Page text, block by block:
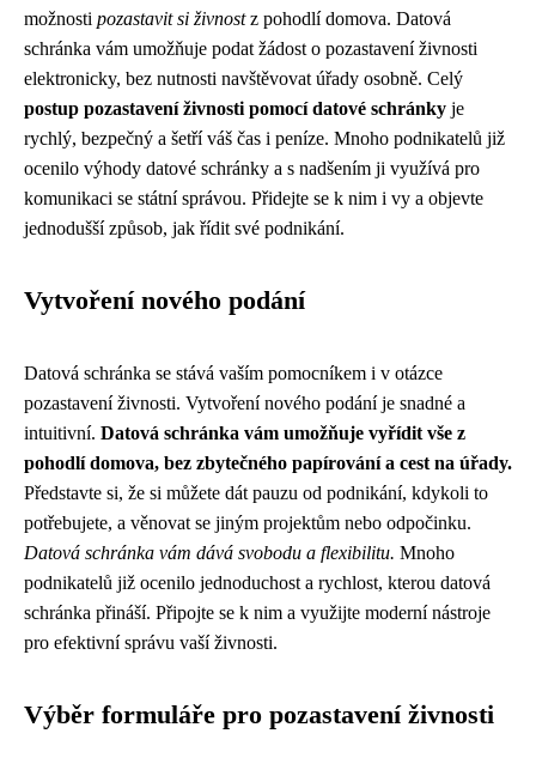
možnosti pozastavit si živnostz pohodlí domova. Datová
schránka vám umožňuje podat žádost o pozastavení živnosti
elektronicky, bez nutnosti navštěvovat úřady osobně. Celý
postup pozastavení živnosti pomocí datové schránky je
rychlý, bezpečný a šetří váš čas i peníze. Mnoho podnikatelů již
ocenilo výhody datové schránky a s nadšením ji využívá pro
komunikaci se státní správou. Přidejte se k nim i vy a objevte
jednodušší způsob, jak řídit své podnikání.
Vytvoření nového podání
Datová schránka se stává vaším pomocníkem i v otázce
pozastavení živnosti. Vytvoření nového podání je snadné a
intuitivní. Datová schránka vám umožňuje vyřídit vše z
pohodlí domova, bez zbytečného papírování a cest na úřady.
Představte si, že si můžete dát pauzu od podnikání, kdykoli to
potřebujete, a věnovat se jiným projektům nebo odpočinku.
Datová schránka vám dává svobodu a flexibilitu. Mnoho
podnikatelů již ocenilo jednoduchost a rychlost, kterou datová
schránka přináší. Připojte se k nim a využijte moderní nástroje
pro efektivní správu vaší živnosti.
Výběr formuláře pro pozastavení živnosti